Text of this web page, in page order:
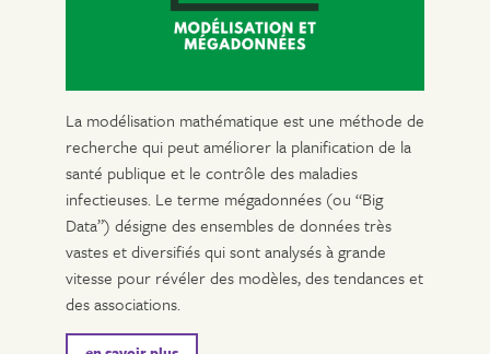
La modélisation mathématique est une méthode de
recherche qui peut améliorer la planification de la
santé publique et le contrôle des maladies
infectieuses. Le terme mégadonnées (ou “Big
Data”) désigne des ensembles de données très
vastes et diversifiés qui sont analysés à grande
vitesse pour révéler des modèles, des tendances et
des associations.